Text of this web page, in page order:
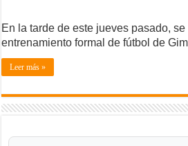
En la tarde de este jueves pasado, se
entrenamiento formal de fútbol de
Leer más »